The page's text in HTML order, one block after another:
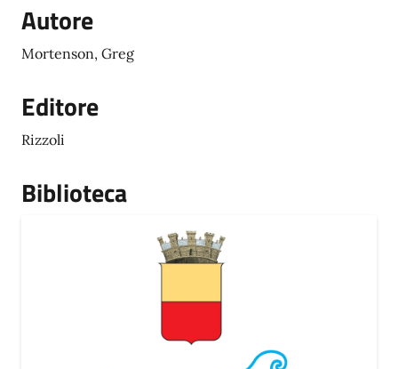
Autore
Mortenson, Greg
Editore
Rizzoli
Biblioteca